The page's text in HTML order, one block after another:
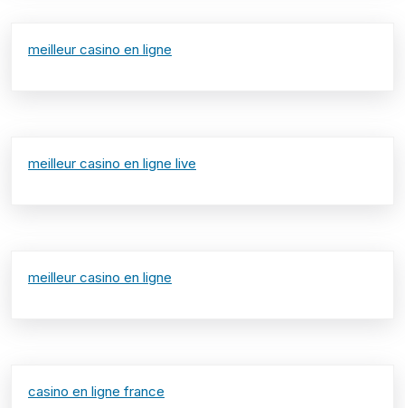
meilleur casino en ligne
meilleur casino en ligne live
meilleur casino en ligne
casino en ligne france